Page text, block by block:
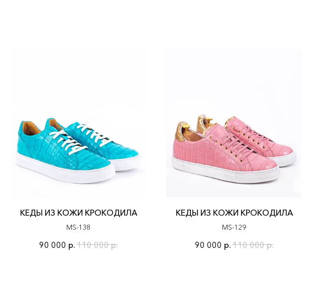
КЕДЫ ИЗ КОЖИ КРОКОДИЛА
MS-138
90 000 р.110 000 р.
КЕДЫ ИЗ КОЖИ КРОКОДИЛА
MS-129
90 000 р.110 000 р.